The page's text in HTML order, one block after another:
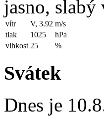
jasno,
vítr V, 3.92 m/s
tlak
1025
hPa
vlhkost 25 %
Svátek
Dnes je